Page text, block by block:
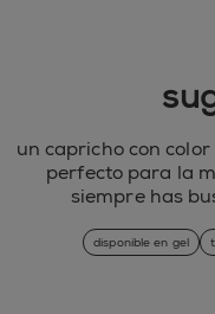
un capricho con
perfecto para la
siempre has
disponible en gel